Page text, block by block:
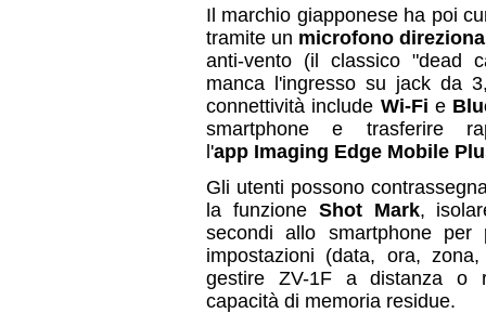
Il marchio giapponese ha poi
tramite un microfono
anti-vento (il classico "dead
manca l'ingresso su jack da
connettività include Wi-Fi e
smartphone e trasferire
l'app Imaging Edge Mobile
Gli utenti possono
la funzione Shot Mark,
secondi allo smartphone per
impostazioni (data, ora,
gestire ZV-1F a distanza o
capacità di memoria residue.